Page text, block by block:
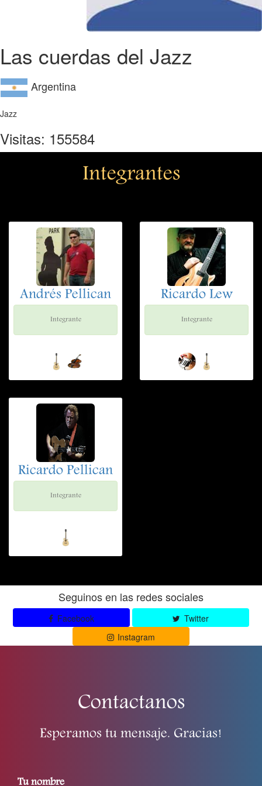
Las cuerdas del Jazz
Argentina
Jazz
Visitas: 155584
Integrantes
Andrés Pellican
Integrante
Ricardo Lew
Integrante
Ricardo Pellican
Integrante
Seguinos en las redes sociales
Facebook
Twitter
Instagram
Contactanos
Esperamos tu mensaje. Gracias!
Tu nombre